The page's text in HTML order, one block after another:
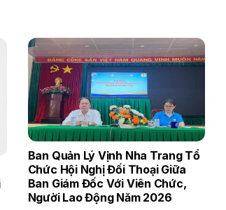
Ban Quản Lý Vịnh Nha Trang Tổ
Chức Hội Nghị Đối Thoại Giữa
Ban Giám Đốc Với Viên Chức,
Người Lao Động Năm 2026